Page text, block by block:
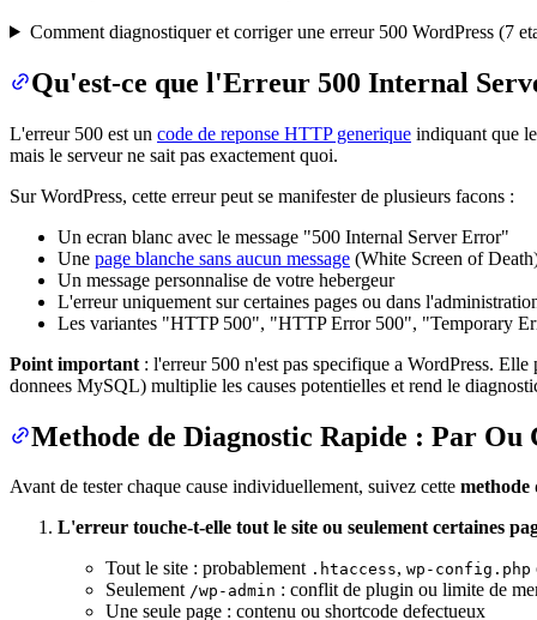
Comment diagnostiquer et corriger une erreur 500 WordPress(7
Qu'est-ce que l'Erreur 500 Internal
L'erreur 500 est un code de reponse HTTP generique indiquant que
mais le serveur ne sait pas exactement quoi.
Sur WordPress, cette erreur peut se manifester de plusieurs facons :
Un ecran blanc avec le message "500 Internal Server Error"
Une page blanche sans aucun message (White Screen of
Un message personnalise de votre hebergeur
L'erreur uniquement sur certaines pages ou dans
Les variantes "HTTP 500", "HTTP Error 500", "Temporary
Point important : l'erreur 500 n'est pas specifique a WordPress.
donnees MySQL) multiplie les causes potentielles et rend le
Methode de Diagnostic Rapide : Par Ou
Avant de tester chaque cause individuellement, suivez cette methode
L'erreur touche-t-elle tout le site ou seulement certaines
Tout le site : probablement .htaccess, wp-config.php
Seulement /wp-admin : conflit de plugin ou limite de
Une seule page : contenu ou shortcode defectueux